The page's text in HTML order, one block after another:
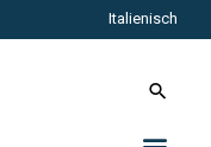
Italienisch